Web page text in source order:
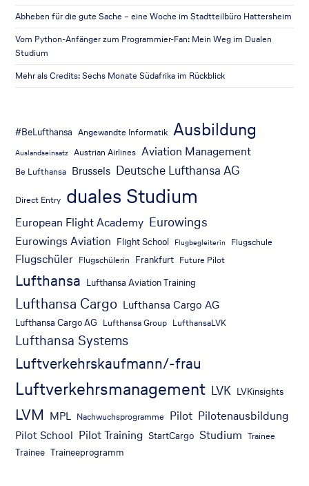
Abheben für die gute Sache – eine Woche im Stadtteilbüro Hattersheim
Vom Python-Anfänger zum Programmier-Fan: Mein Weg im Dualen
Studium
Mehr als Credits: Sechs Monate Südafrika im Rückblick
#BeLufthansa Angewandte Informatik Ausbildung
Auslandseinsatz Austrian Airlines Aviation Management
Be Lufthansa Brussels Deutsche Lufthansa AG
Direct Entry duales Studium
European Flight Academy Eurowings
Eurowings Aviation Flight School Flugbegleiterin Flugschule
Flugschüler Flugschülerin Frankfurt Future Pilot
Lufthansa Lufthansa Aviation Training
Lufthansa Cargo Lufthansa Cargo AG
Lufthansa Cargo AG Lufthansa Group LufthansaLVK
Lufthansa Systems
Luftverkehrskaufmann/-frau
Luftverkehrsmanagement LVK LVKinsights
LVM MPL Nachwuchsprogramme Pilot Pilotenausbildung
Pilot School Pilot Training StartCargo Studium Trainee
Trainee Traineeprogramm